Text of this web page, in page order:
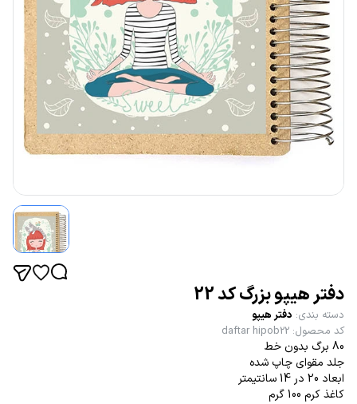
دفتر هیپو بزرگ کد 22
دسته بندی: دفتر هیپو
کد محصول:
daftar hipob22
80 برگ بدون خط
جلد مقوای چاپ شده
ابعاد 20 در 14 سانتیمتر
کاغذ کرم 100 گرم